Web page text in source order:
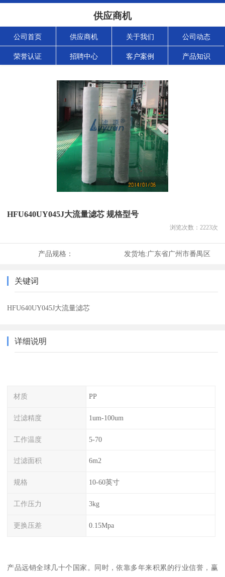
供应商机
公司首页 供应商机 关于我们 公司动态
荣誉认证 招聘中心 客户案例 产品知识
HFU640UY045J大流量滤芯 规格型号
浏览次数： 2223次
产品规格： 发货地:广东省广州市番禺区
关键词
HFU640UY045J大流量滤芯
详细说明
材质 PP
过滤精度 1um-100um
工作温度 5-70
过滤面积 6m2
规格 10-60英寸
工作压力 3kg
更换压差 0.15Mpa
产品远销全球几十个国家。同时，依靠多年来积累的行业信誉，赢